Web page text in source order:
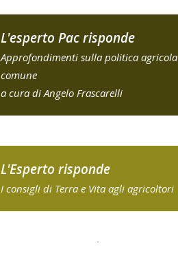
L'esperto Pac risponde
Approfondimenti sulla politica agricola
comune
a cura di Angelo Frascarelli
L'Esperto risponde
I consigli di Terra e Vita agli agricoltori